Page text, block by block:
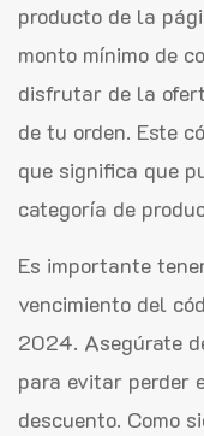
producto de la
monto mínimo de
disfrutar de la
de tu orden. Este
que significa que
categoría de
Es importante
vencimiento del
2024. Asegúrate
para evitar perder
descuento. Como